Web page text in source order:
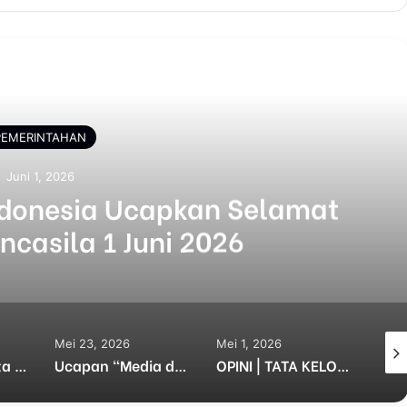
Asosiasi Pewarta Indonesia
Hari Jadi Kota Surabaya Ke-
Ucapan “Media dan LSM Penyakit” Tuai Kecaman, Aktivis dan Insan Pers Bereaksi
Mei 1, 2026
OPINI | TATA KELOLA PEMERINTAHAN DAERAH ( SERI PERTAMA )
April 20, 2026
Puluhan Pedagang Pasar Gersikan Geruduk Balai Kota Dan DPRD Surabaya, Ini Tuntutannya